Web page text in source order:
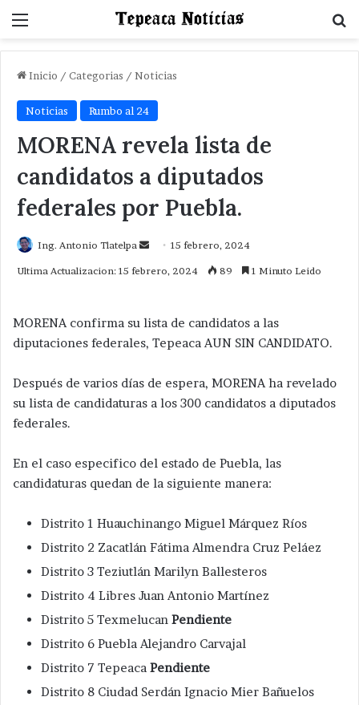
Menu
Inicio / Categorias / Noticias
Noticias Rumbo al 24
MORENA revela lista de
candidatos a diputados
federales por Puebla.
Ing. Antonio Tlatelpa
Send15 febrero, 2024
Ultima Actualizacion: 15 febrero, 2024 89 1 Minuto Leido
MORENA confirma su lista de candidatos a las
diputaciones federales, Tepeaca AUN SIN CANDIDATO.
Después de varios días de espera, MORENA ha revelado
su lista de candidaturas a los 300 candidatos a diputados
federales.
En el caso especifico del estado de Puebla, las
candidaturas quedan de la siguiente manera:
Distrito 1 Huauchinango Miguel Márquez Ríos
Distrito 2 Zacatlán Fátima Almendra Cruz Peláez
Distrito 3 Teziutlán Marilyn Ballesteros
Distrito 4 Libres Juan Antonio Martínez
Distrito 5 Texmelucan Pendiente
Distrito 6 Puebla Alejandro Carvajal
Distrito 7 Tepeaca Pendiente
Distrito 8 Ciudad Serdán Ignacio Mier Bañuelos